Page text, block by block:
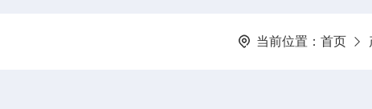
当前位置： 首页